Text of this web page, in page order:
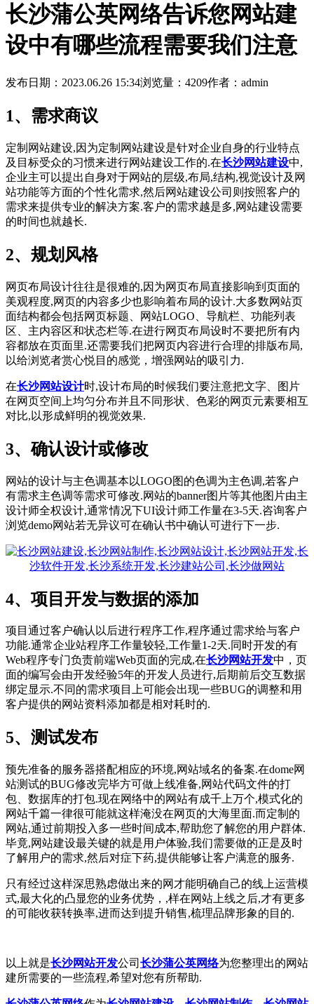
长沙蒲公英网络告诉您网站建
设中有哪些流程需要我们注意
发布日期：2023.06.26 15:34浏览量：4209作者：admin
1、需求商议
定制网站建设,因为定制网站建设是针对企业自身的行业特点
及目标受众的习惯来进行网站建设工作的.在长沙网站建设中,
企业主可以提出自身对于网站的层级,布局,结构,视觉设计及网
站功能等方面的个性化需求,然后网站建设公司则按照客户的
需求来提供专业的解决方案.客户的需求越是多,网站建设需要
的时间也就越长.
2、规划风格
网页布局设计往往是很难的,因为网页布局直接影响到页面的
美观程度,网页的内容多少也影响着布局的设计.大多数网站页
面结构都会包括网页标题、网站LOGO、导航栏、功能列表
区、主内容区和状态栏等.在进行网页布局设时不要把所有内
容都放在页面里.还需要我们把网页内容进行合理的排版布局,
以给浏览者赏心悦目的感觉，增强网站的吸引力.
在长沙网站设计时,设计布局的时候我们要注意把文字、图片
在网页空间上均匀分布并且不同形状、色彩的网页元素要相互
对比,以形成鲜明的视觉效果.
3、确认设计或修改
网站的设计与主色调基本以LOGO图的色调为主色调,若客户
有需求主色调等需求可修改.网站的banner图片等其他图片由主
设计师全权设计,通常情况下UI设计师工作量在3-5天.咨询客户
浏览demo网站若无异议可在确认书中确认可进行下一步.
4、项目开发与数据的添加
项目通过客户确认以后进行程序工作,程序通过需求给与客户
功能.通常企业站程序工作量较轻,工作量1-2天.同时开发的有
Web程序专门负责前端Web页面的完成,在长沙网站开发中，页
面的编写会由开发经验5年的开发人员进行,后期前后交互数据
绑定显示.不同的需求项目上可能会出现一些BUG的调整和用
客户提供的网站资料添加都是相对耗时的.
5、测试发布
预先准备的服务器搭配相应的环境,网站域名的备案.在dome网
站测试的BUG修改完毕方可做上线准备,网站代码文件的打
包、数据库的打包.现在网络中的网站有成千上万个,模式化的
网站千篇一律很可能就这样淹没在网页的大海里面.而定制的
网站,通过前期投入多一些时间成本,帮助您了解您的用户群体.
毕竟,网站建设最关键的就是用户体验,我们需要做的正是及时
了解用户的需求,然后对症下药,提供能够让客户满意的服务.
只有经过这样深思熟虑做出来的网才能明确自己的线上运营模
式,最大化的凸显您的业务优势，,样在网站上线之后,才有更多
的可能收获转换率,进而达到提升销售,梳理品牌形象的目的.
以上就是长沙网站开发公司 长沙蒲公英网络为您整理出的网站
建所需要的一些流程,希望对您有所帮助.